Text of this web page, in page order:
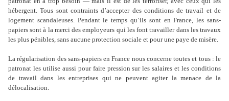
hébergent. Tous sont contraints d’accepter des conditions de travail et de
logement scandaleuses. Pendant le temps qu’ils sont en France, les sans-
papiers sont à la merci des employeurs qui les font travailler dans les travaux
les plus pénibles, sans aucune protection sociale et pour une paye de misère.
La régularisation des sans-papiers en France nous concerne toutes et tous : le
patronat les utilise aussi pour faire pression sur les salaires et les conditions
de travail dans les entreprises qui ne peuvent agiter la menace de la
délocalisation.